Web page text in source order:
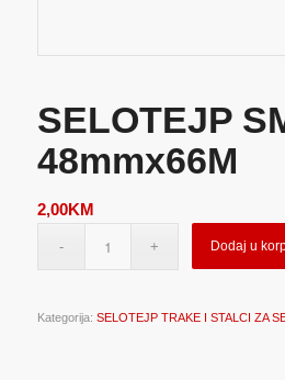
SELOTEJP
48mmx66M
2,00KM
Dodaj u
Kategorija: SELOTEJP TRAKE I STALCI ZA